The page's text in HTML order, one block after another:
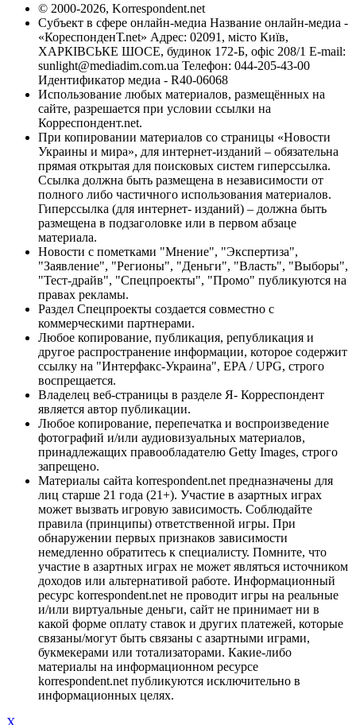
© 2000-2026, Korrespondent.net
Субъект в сфере онлайн-медиа Название онлайн-медиа -
«КореспонденТ.net» Адрес: 02091, місто Київ,
ХАРКІВСЬКЕ ШОСЕ, будинок 172-Б, офіс 208/1 E-mail:
sunlight@mediadim.com.ua Телефон: 044-205-43-00
Идентификатор медиа - R40-06068
Использование любых материалов, размещённых на
сайте, разрешается при условии ссылки на
Корреспондент.net.
При копировании материалов со страницы «Новости
Украины и мира», для интернет-изданий – обязательна
прямая открытая для поисковых систем гиперссылка.
Ссылка должна быть размещена в независимости от
полного либо частичного использования материалов.
Гиперссылка (для интернет- изданий) – должна быть
размещена в подзаголовке или в первом абзаце
материала.
Новости с пометками "Мнение", "Экспертиза",
"Заявление", "Регионы", "Деньги", "Власть", "Выборы",
"Тест-драйв", "Спецпроекты", "Промо" публикуются на
правах рекламы.
Раздел Спецпроекты создается совместно с
коммерческими партнерами.
Любое копирование, публикация, републикация и
другое распространение информации, которое содержит
ссылку на "Интерфакс-Украина", EPA / UPG, строго
воспрещается.
Владелец веб-страницы в разделе Я- Корреспондент
является автор публикации.
Любое копирование, перепечатка и воспроизведение
фотографий и/или аудиовизуальных материалов,
принадлежащих правообладателю Getty Images, строго
запрещено.
Материалы сайта korrespondent.net предназначены для
лиц старше 21 года (21+). Участие в азартных играх
может вызвать игровую зависимость. Соблюдайте
правила (принципы) ответственной игры. При
обнаружении первых признаков зависимости
немедленно обратитесь к специалисту. Помните, что
участие в азартных играх не может являться источником
доходов или альтернативой работе. Информационный
ресурс korrespondent.net не проводит игры на реальные
и/или виртуальные деньги, сайт не принимает ни в
какой форме оплату ставок и других платежей, которые
связаны/могут быть связаны с азартными играми,
букмекерами или тотализаторами. Какие-либо
материалы на информационном ресурсе
korrespondent.net публикуются исключительно в
информационных целях.
X